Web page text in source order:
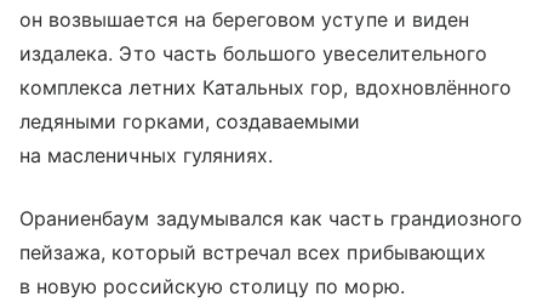
он возвышается на береговом уступе и виден
издалека. Это часть большого увеселительного
комплекса летних Катальных гор, вдохновлённого
ледяными горками, создаваемыми
на масленичных гуляниях.
Ораниенбаум задумывался как часть грандиозного
пейзажа, который встречал всех прибывающих
в новую российскую столицу по морю.